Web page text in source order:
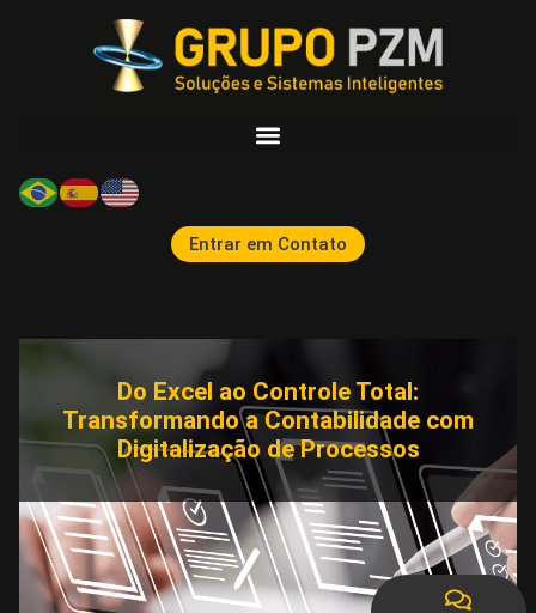
Entrar em Contato
Do Excel ao Controle Total:
Transformando a Contabilidade com
Digitalização de Processos